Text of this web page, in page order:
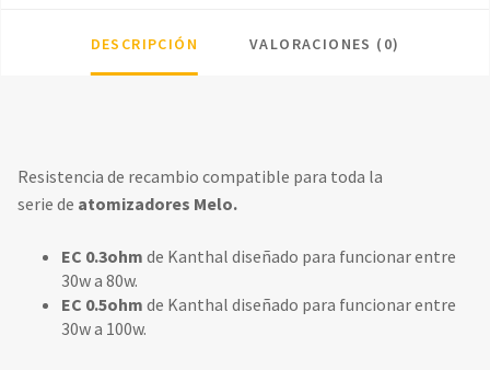
DESCRIPCIÓN VALORACIONES (0)
Resistencia de recambio compatible para toda la
serie de atomizadores Melo.
EC 0.3ohm de Kanthal diseñado para funcionar entre
30w a 80w.
EC 0.5ohm de Kanthal diseñado para funcionar entre
30w a 100w.